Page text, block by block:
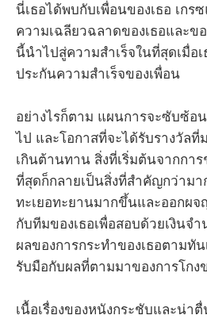
นี่เธอได้พบกับเพื่อนของเธอ เก
ความเฉลียวฉลาดของเธอและข
นี้นำไปสู่ความสำเร็จในที่สุดเมื่อ
ประกันความสำเร็จของเพื่อน
อย่างไรก็ตาม แผนการจะซับซ้อ
ไป และโอกาสที่จะได้รับรางวัล
เกินต้านทาน สิ่งที่เริ่มต้นจากการ
ที่สุดก็กลายเป็นสิ่งที่สำคัญกว่าม
ทะเยอทะยานมากขึ้นและออกผจ
กับทีมของเธอเพื่อสอบด้วยเงินจ
ผลของการกระทำของเธอตามทั
รับมือกับผลที่ตามมาของการโกง
เนื้อเรื่องของหนังกระชับและน่า